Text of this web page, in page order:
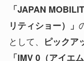
「JAPAN
リティショー）」
として、
ピックア
「IMV 0（アイエ